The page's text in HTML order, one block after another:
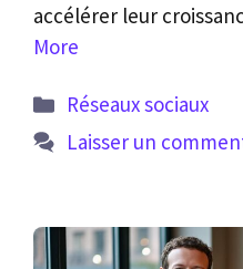
accélérer leur
More
Catégories
Réseaux sociaux
Laisser un